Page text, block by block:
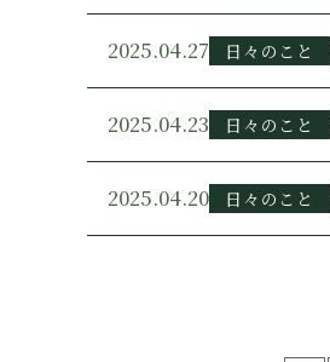
2025.04.27 日々のこと
2025.04.23 日々のこと
2025.04.20 日々のこと